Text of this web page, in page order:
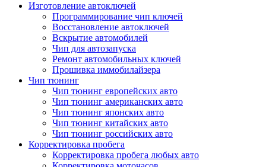
Изготовление автоключей
Программирование чип ключей
Восстановление автоключей
Вскрытие автомобилей
Чип для автозапуска
Ремонт автомобильных ключей
Прошивка иммобилайзера
Чип тюнинг
Чип тюнинг европейских авто
Чип тюнинг американских авто
Чип тюнинг японских авто
Чип тюнинг китайских авто
Чип тюнинг российских авто
Корректировка пробега
Корректировка пробега любых авто